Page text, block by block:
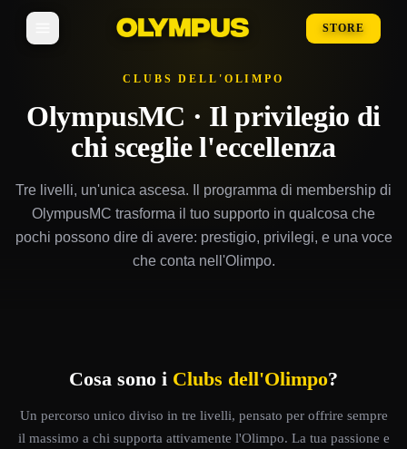
STORE
CLUBS DELL'OLIMPO
OlympusMC · Il privilegio di
chi sceglie l'eccellenza
Tre livelli, un'unica ascesa. Il programma di membership di
OlympusMC trasforma il tuo supporto in qualcosa che
pochi possono dire di avere: prestigio, privilegi, e una voce
che conta nell'Olimpo.
Cosa sono i Clubs dell'Olimpo?
Un percorso unico diviso in tre livelli, pensato per offrire sempre
il massimo a chi supporta attivamente l'Olimpo. La tua passione e